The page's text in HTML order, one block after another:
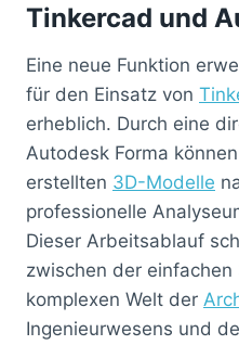
Tinkercad und
Eine neue Funktion
für den Einsatz von
erheblich. Durch eine
Autodesk Forma
erstellten 3D-Modelle
professionelle
Dieser Arbeitsablauf
zwischen der
komplexen Welt der
Ingenieurwesens und